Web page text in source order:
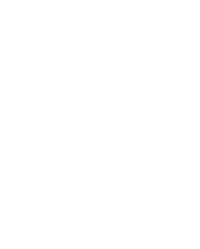
que vous avez
de Desktop
manuellement
afin de